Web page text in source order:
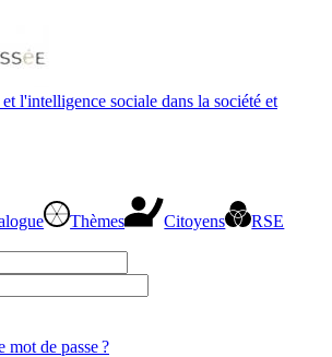
l'intelligence sociale dans la société et
Thèmes Citoyens
RSE
mot de passe ?